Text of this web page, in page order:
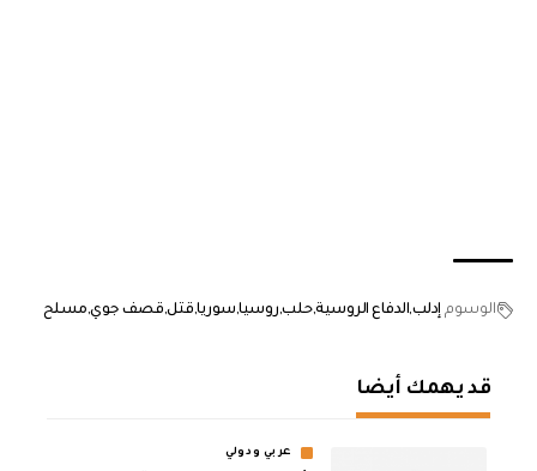
الوسوم إدلبالدفاع الروسيةحلب روسيا سوريا قتل قصف جوي مسلح
قد يهمك أيضا
عربي ودولي